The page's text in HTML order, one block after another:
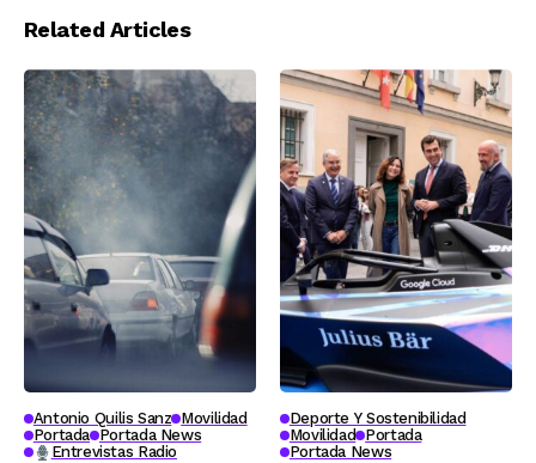
Related Articles
Antonio Quilis Sanz Movilidad
Portada Portada News
Entrevistas Radio
Deporte Y Sostenibilidad
Movilidad Portada
Portada News